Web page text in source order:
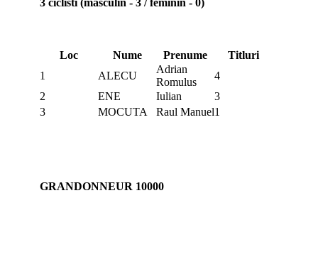
3 ciclisti (masculin - 3 / feminin - 0)
Loc Nume Prenume
Titluri
1
ALECU
Adrian
Romulus
4
2
ENE Iulian
3
3
MOCUTA Raul Manuel1
GRANDONNEUR 10000